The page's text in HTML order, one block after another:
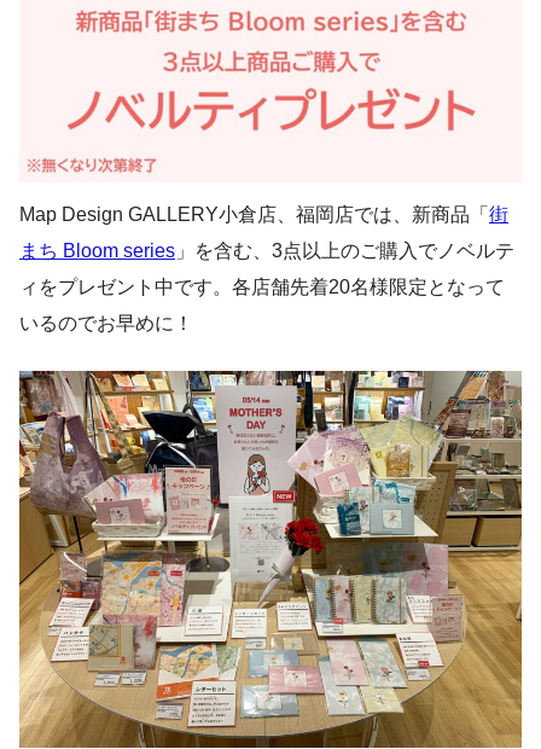
Map Design GALLERY小倉店、福岡店では、新商品「 街
まち Bloom series 」を含む、3点以上のご購入でノベルテ
ィをプレゼント中です。各店舗先着20名様限定となって
いるのでお早めに！